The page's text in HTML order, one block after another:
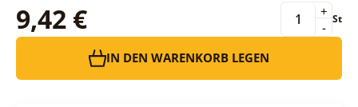
9,42 € -
+ St
IN DEN WARENKORB LEGEN